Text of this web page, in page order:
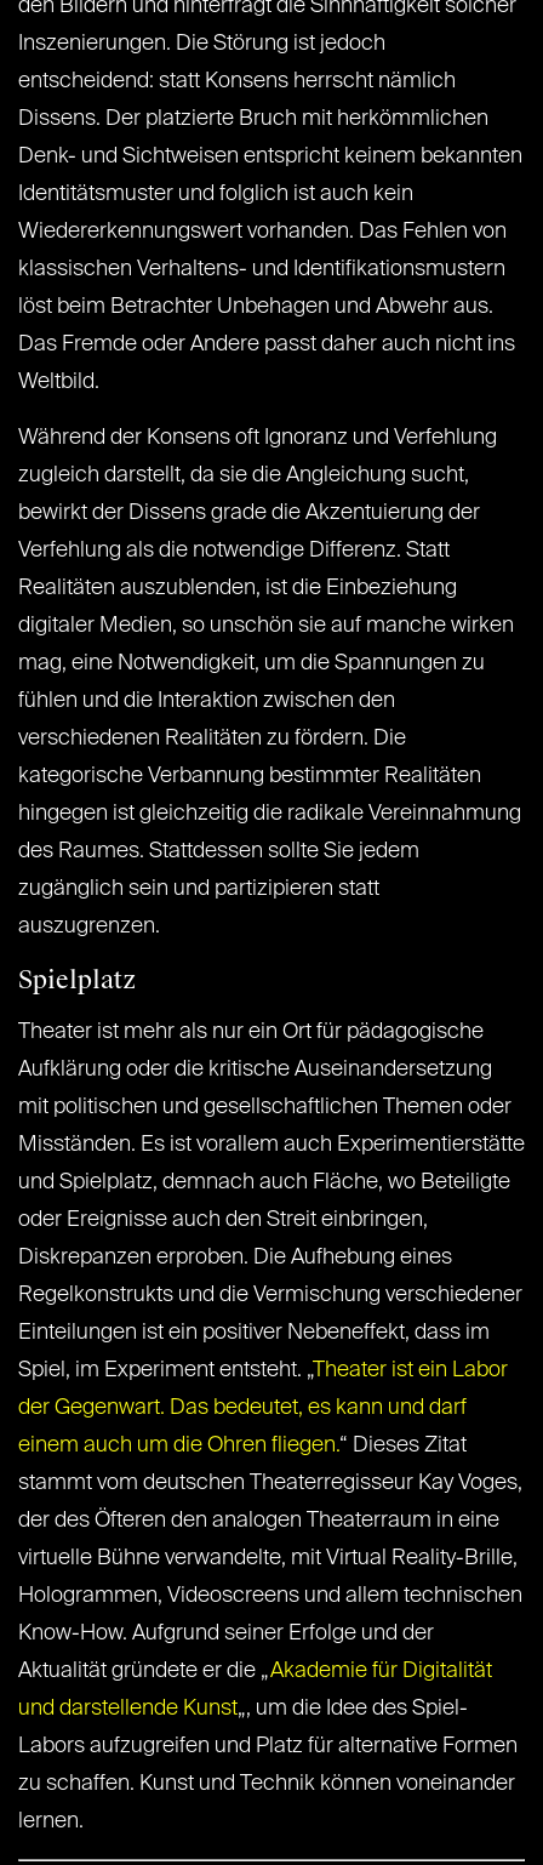
den Bildern und hinterfragt die Sinnhaftigkeit solcher
Inszenierungen. Die Störung ist jedoch
entscheidend: statt Konsens herrscht nämlich
Dissens. Der platzierte Bruch mit herkömmlichen
Denk- und Sichtweisen entspricht keinem bekannten
Identitätsmuster und folglich ist auch kein
Wiedererkennungswert vorhanden. Das Fehlen von
klassischen Verhaltens- und Identifikationsmustern
löst beim Betrachter Unbehagen und Abwehr aus.
Das Fremde oder Andere passt daher auch nicht ins
Weltbild.
Während der Konsens oft Ignoranz und Verfehlung
zugleich darstellt, da sie die Angleichung sucht,
bewirkt der Dissens grade die Akzentuierung der
Verfehlung als die notwendige Differenz. Statt
Realitäten auszublenden, ist die Einbeziehung
digitaler Medien, so unschön sie auf manche wirken
mag, eine Notwendigkeit, um die Spannungen zu
fühlen und die Interaktion zwischen den
verschiedenen Realitäten zu fördern. Die
kategorische Verbannung bestimmter Realitäten
hingegen ist gleichzeitig die radikale Vereinnahmung
des Raumes. Stattdessen sollte Sie jedem
zugänglich sein und partizipieren statt
auszugrenzen.
Spielplatz
Theater ist mehr als nur ein Ort für pädagogische
Aufklärung oder die kritische Auseinandersetzung
mit politischen und gesellschaftlichen Themen oder
Misständen. Es ist vorallem auch Experimentierstätte
und Spielplatz, demnach auch Fläche, wo Beteiligte
oder Ereignisse auch den Streit einbringen,
Diskrepanzen erproben. Die Aufhebung eines
Regelkonstrukts und die Vermischung verschiedener
Einteilungen ist ein positiver Nebeneffekt, dass im
Spiel, im Experiment entsteht. „Theater ist ein Labor
der Gegenwart. Das bedeutet, es kann und darf
einem auch um die Ohren fliegen.“ Dieses Zitat
stammt vom deutschen Theaterregisseur Kay Voges,
der des Öfteren den analogen Theaterraum in eine
virtuelle Bühne verwandelte, mit Virtual Reality-Brille,
Hologrammen, Videoscreens und allem technischen
Know-How. Aufgrund seiner Erfolge und der
Aktualität gründete er die „Akademie für Digitalität
und darstellende Kunst„, um die Idee des Spiel-
Labors aufzugreifen und Platz für alternative Formen
zu schaffen. Kunst und Technik können voneinander
lernen.